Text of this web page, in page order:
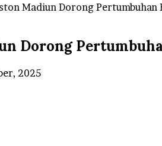
Madiun Dorong
Dorong
2025